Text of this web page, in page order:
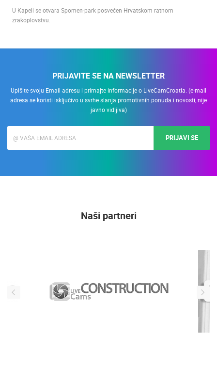
U Kapeli se otvara Spomen-park posvećen Hrvatskom ratnom
zrakoplovstvu.
PRIJAVITE SE NA NEWSLETTER
Upišite svoju Email adresu i primajte informacije o LiveCamCroatia. (e-mail
adresa se koristi isključivo u svrhe slanja promotivnih ponuda i novosti, nije
javno vidljiva)
PRIJAVI SE
Naši partneri